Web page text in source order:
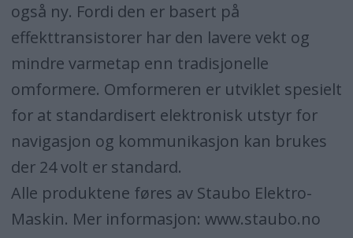
også ny. Fordi den er basert på
effekttransistorer har den lavere vekt og
mindre varmetap enn tradisjonelle
omformere. Omformeren er utviklet spesielt
for at standardisert elektronisk utstyr for
navigasjon og kommunikasjon kan brukes
der 24 volt er standard.
Alle produktene føres av Staubo Elektro-
Maskin. Mer informasjon: www.staubo.no